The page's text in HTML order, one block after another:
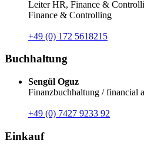
Leiter HR, Finance &
Finance & Controlling
+49 (0) 172 5618215
Buchhaltung
Sengül Oguz
Finanzbuchhaltung / financial
+49 (0) 7427 9233 92
Einkauf